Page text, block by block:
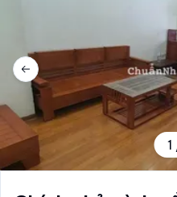
Previous slide
1